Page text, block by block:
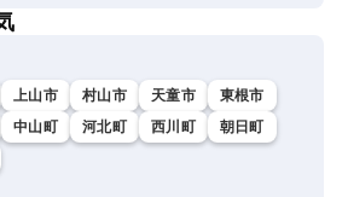
上山市 村山市 天童市
東根市
中山町 河北町 西川町
朝日町